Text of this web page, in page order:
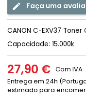
Faça uma
CANON C-EXV37
Capacidade: 15.000k
27,90 € Com IVA
Entrega em 24h
estimado para